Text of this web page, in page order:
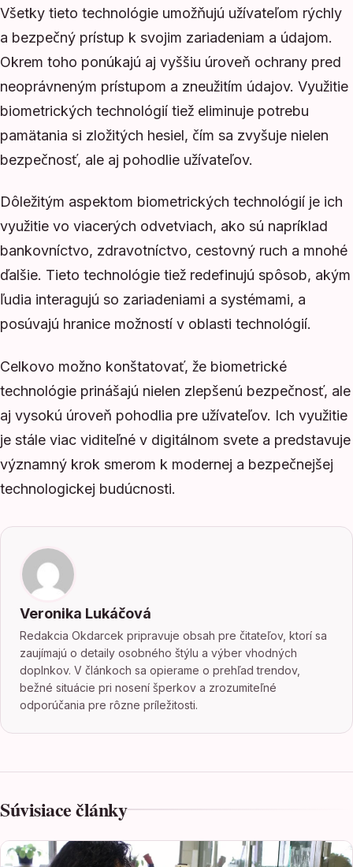
Všetky tieto technológie umožňujú užívateľom rýchly
a bezpečný prístup k svojim zariadeniam a údajom.
Okrem toho ponúkajú aj vyššiu úroveň ochrany pred
neoprávneným prístupom a zneužitím údajov. Využitie
biometrických technológií tiež eliminuje potrebu
pamätania si zložitých hesiel, čím sa zvyšuje nielen
bezpečnosť, ale aj pohodlie užívateľov.
Dôležitým aspektom biometrických technológií je ich
využitie vo viacerých odvetviach, ako sú napríklad
bankovníctvo, zdravotníctvo, cestovný ruch a mnohé
ďalšie. Tieto technológie tiež redefinujú spôsob, akým
ľudia interagujú so zariadeniami a systémami, a
posúvajú hranice možností v oblasti technológií.
Celkovo možno konštatovať, že biometrické
technológie prinášajú nielen zlepšenú bezpečnosť, ale
aj vysokú úroveň pohodlia pre užívateľov. Ich využitie
je stále viac viditeľné v digitálnom svete a predstavuje
významný krok smerom k modernej a bezpečnejšej
technologickej budúcnosti.
Veronika Lukáčová
Redakcia Okdarcek pripravuje obsah pre čitateľov, ktorí sa
zaujímajú o detaily osobného štýlu a výber vhodných
doplnkov. V článkoch sa opierame o prehľad trendov,
bežné situácie pri nosení šperkov a zrozumiteľné
odporúčania pre rôzne príležitosti.
Súvisiace články